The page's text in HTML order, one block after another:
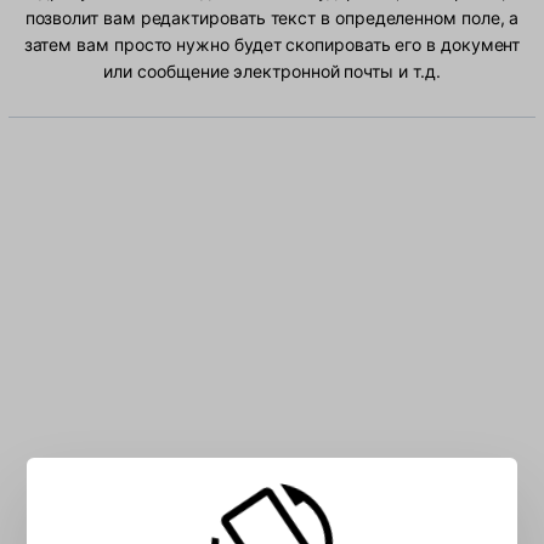
позволит вам редактировать текст в определенном поле, а
затем вам просто нужно будет скопировать его в документ
или сообщение электронной почты и т.д.
Введите в поле Албанский символов: